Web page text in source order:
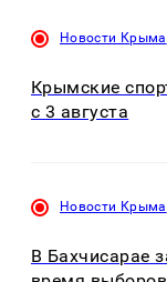
Новости Крыма
Крымские
с 3 августа
Новости Крыма
В Бахчисарае